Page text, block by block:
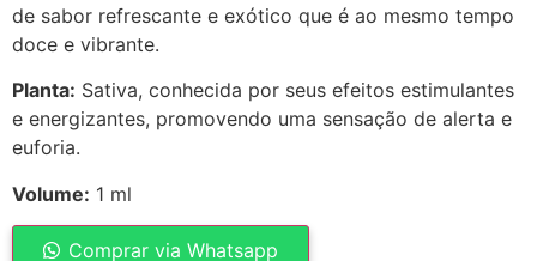
de sabor refrescante e exótico que é ao mesmo tempo
doce e vibrante.
Planta: Sativa, conhecida por seus efeitos estimulantes
e energizantes, promovendo uma sensação de alerta e
euforia.
Volume: 1 ml
Comprar via Whatsapp